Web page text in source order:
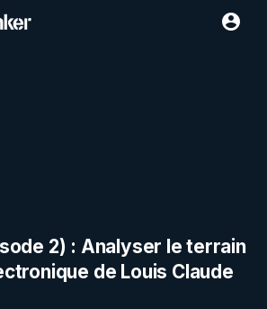
2) : Analyser le terrain
de Louis Claude